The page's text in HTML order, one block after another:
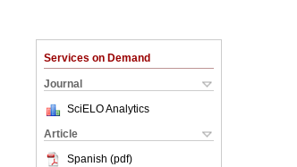
Services on Demand
Journal
SciELO Analytics
Article
Spanish (pdf)